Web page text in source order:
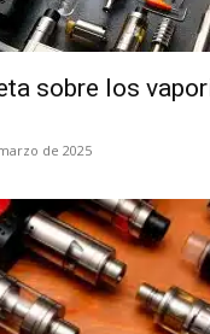
sobre los
de 2025